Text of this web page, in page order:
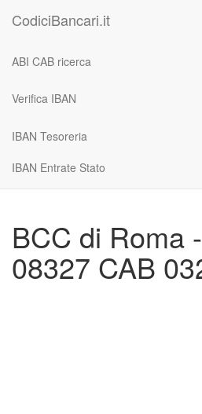
CodiciBancari.it
ABI CAB ricerca
Verifica IBAN
IBAN Tesoreria
IBAN Entrate Stato
BCC di Roma
08327 CAB